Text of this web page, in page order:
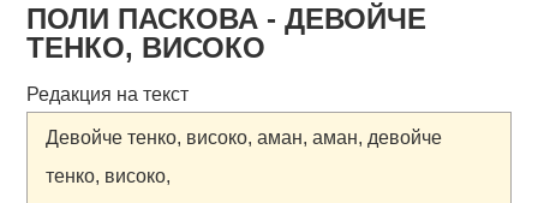
ПОЛИ ПАСКОВА - ДЕВОЙЧЕ
ТЕНКО, ВИСОКО
Редакция на текст